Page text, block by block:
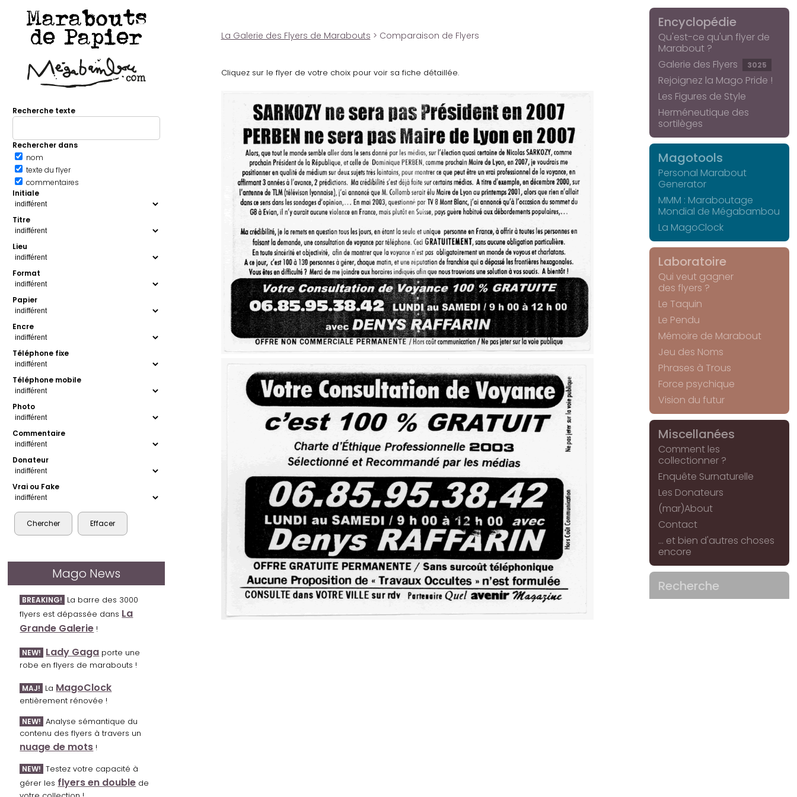
Marabouts
de Papier
Recherche texte
Rechercher dans
nom
texte du flyer
commentaires
Initiale
Titre
Lieu
Format
Papier
Encre
Téléphone fixe
Téléphone mobile
Photo
Commentaire
Donateur
Vrai ou Fake
Mago News
BREAKING! La barre des 3000
flyers est dépassée dans La
Grande Galerie !
NEW! Lady Gaga porte une
robe en flyers de marabouts !
MAJ! La MagoClock
entièrement rénovée !
NEW! Analyse sémantique du
contenu des flyers à travers un
nuage de mots !
NEW! Testez votre capacité à
gérer les flyers en double de
La Galerie des Flyers de Marabouts > Comparaison de Flyers
Cliquez sur le flyer de votre choix pour voir sa fiche détaillée.
Encyclopédie
Qu'est-ce qu'un flyer de
Marabout ?
Galerie des Flyers
3025
Rejoignez la Mago Pride !
Les Figures de Style
Herméneutique des
sortilèges
Magotools
Personal Marabout
Generator
MMM : Maraboutage
Mondial de Mégabambou
La MagoClock
Laboratoire
Qui veut gagner
des flyers ?
Le Taquin
Le Pendu
Mémoire de Marabout
Jeu des Noms
Phrases à Trous
Force psychique
Vision du futur
Miscellanées
Comment les
collectionner ?
Enquête Surnaturelle
Les Donateurs
(mar)About
Contact
... et bien d'autres choses
encore
Recherche